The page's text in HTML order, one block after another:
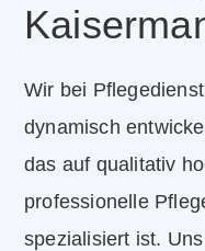
Wir bei
dynamisch
das auf qualitativ
professionelle
spezialisiert ist.